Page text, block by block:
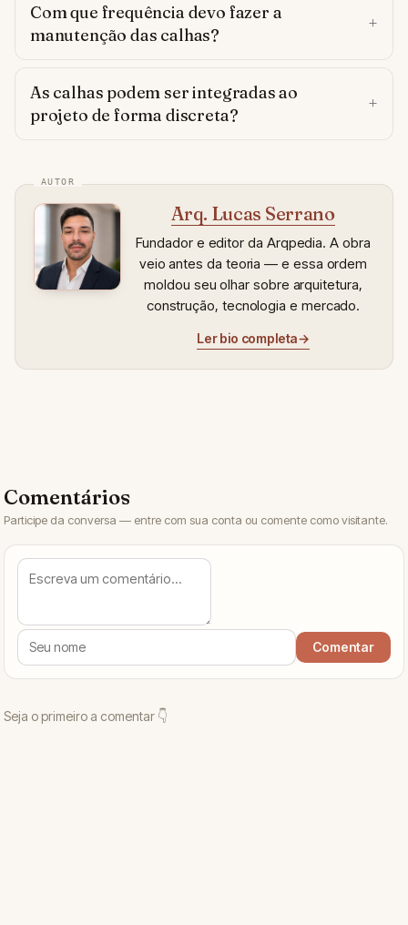
Com que frequência devo fazer a
manutenção das calhas?
As calhas podem ser integradas ao
projeto de forma discreta?
Arq. Lucas Serrano
Fundador e editor da Arqpedia. A obra
veio antes da teoria — e essa ordem
moldou seu olhar sobre arquitetura,
construção, tecnologia e mercado.
Ler bio completa→